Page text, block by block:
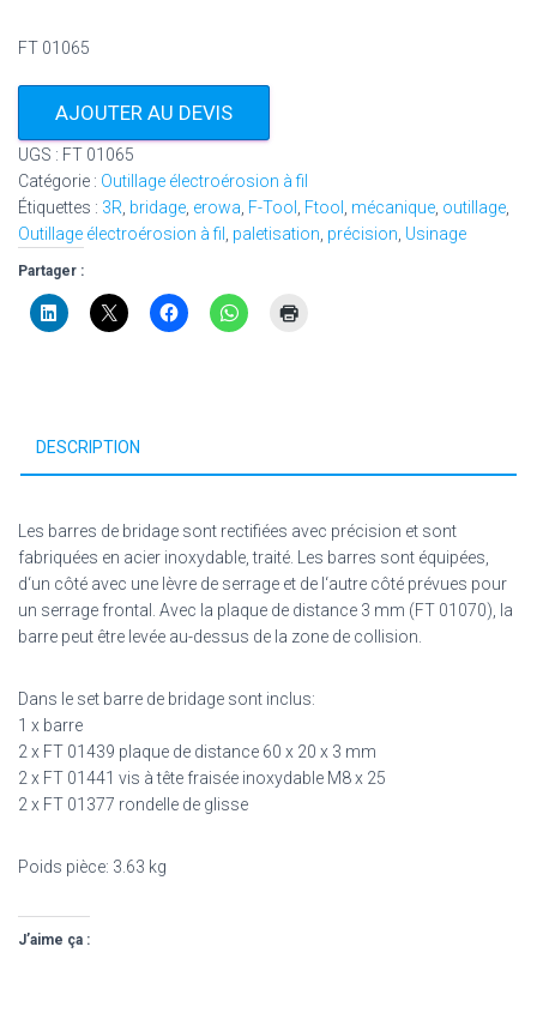
FT 01065
AJOUTER AU DEVIS
UGS : FT 01065
Catégorie : Outillage électroérosion à fil
Étiquettes : 3R bridage erowa F-Tool Ftool mécanique outillage
Outillage électroérosion à fil
paletisation précision Usinage
Partager :
DESCRIPTION
Les barres de bridage sont rectifiées avec précision et sont
fabriquées en acier inoxydable, traité. Les barres sont équipées,
d‘un côté avec une lèvre de serrage et de l‘autre côté prévues pour
un serrage frontal. Avec la plaque de distance 3 mm (FT 01070), la
barre peut être levée au-dessus de la zone de collision.
Dans le set barre de bridage sont inclus:
1 x barre
2 x FT 01439 plaque de distance 60 x 20 x 3 mm
2 x FT 01441 vis à tête fraisée inoxydable M8 x 25
2 x FT 01377 rondelle de glisse
Poids pièce: 3.63 kg
J’aime ça :